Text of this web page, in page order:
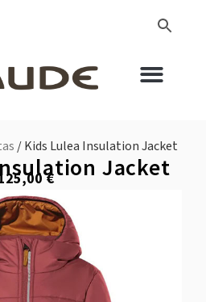
/ Kids Lulea Insulation Jacket
Jacket
€